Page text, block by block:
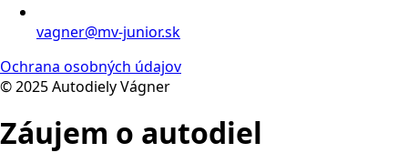
vagner@mv-junior.sk
Ochrana osobných údajov
© 2025 Autodiely Vágner
Záujem o autodiel